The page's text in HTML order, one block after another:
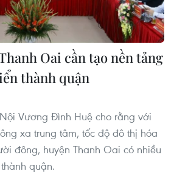
Oai cần tạo nền tảng
thành quận
Vương Đình Huệ cho rằng với
xa trung tâm, tốc độ đô thị hóa
đông, huyện Thanh Oai có nhiều
quận.